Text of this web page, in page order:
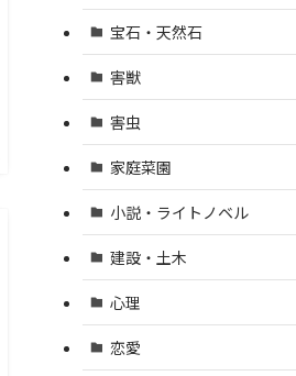
宝石・天然石
害獣
害虫
家庭菜園
小説・ライトノベル
建設・土木
心理
恋愛